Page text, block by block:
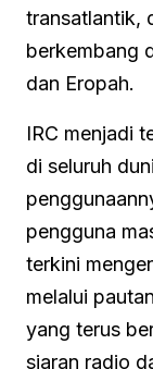
transatlantik,
berkembang
dan Eropah.
IRC menjadi
di seluruh
pengguna
terkini
melalui
yang terus
siaran radio